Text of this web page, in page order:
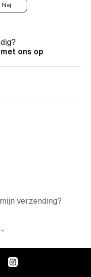
Nej
ons op
verzending?